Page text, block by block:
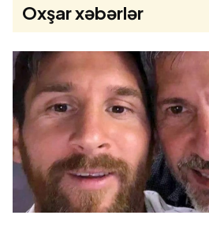
Oxşar xəbərlər